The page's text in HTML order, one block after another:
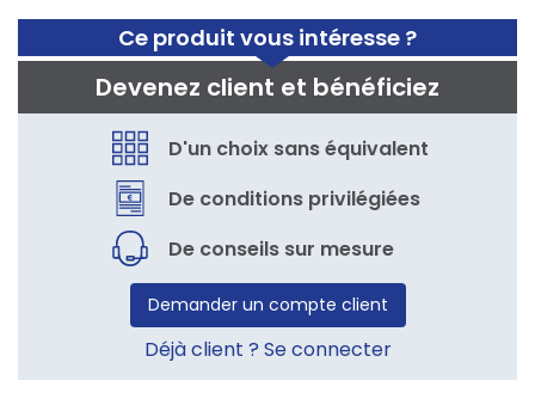
Ce produit vous intéresse ?
Devenez client et bénéficiez
D'un choix sans équivalent
De conditions privilégiées
De conseils sur mesure
Demander un compte client
Déjà client ? Se connecter